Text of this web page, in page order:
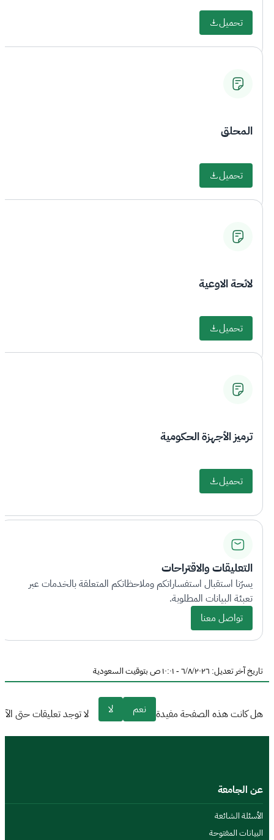
تحميل
المحلق
تحميل
لائحة الاوعية
تحميل
ترميز الأجهزة الحكومية
تحميل
التعليقات والاقتراحات
يسرّنا استقبال استفساراتكم وملاحظاتكم المتعلقة بالخدمات عبر
تعبئة البيانات المطلوبة.
تواصل معنا
تاريخ آخر تعديل: ٦/٨/٢٠٢٦ - ١٠:٠١ ص بتوقيت السعودية
هل كانت هذه الصفحة مفيدة نعم لا لا توجد تعليقات حتى
عن الجامعة
الأسئلة الشائعة
البيانات المفتوحة